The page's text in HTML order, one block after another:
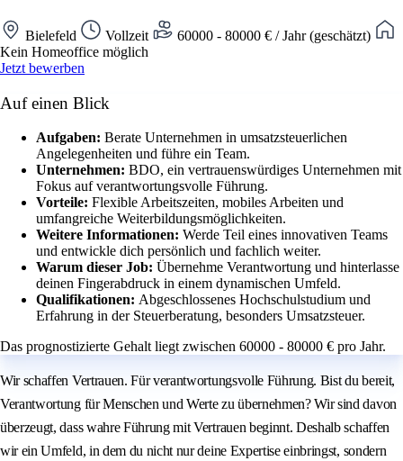
Bielefeld Vollzeit
60000 - 80000 € / Jahr (geschätzt)
Kein Homeoffice möglich
Jetzt bewerben
Auf einen Blick
Aufgaben: Berate Unternehmen in umsatzsteuerlichen
Angelegenheiten und führe ein Team.
Unternehmen: BDO, ein vertrauenswürdiges Unternehmen mit
Fokus auf verantwortungsvolle Führung.
Vorteile: Flexible Arbeitszeiten, mobiles Arbeiten und
umfangreiche Weiterbildungsmöglichkeiten.
Weitere Informationen: Werde Teil eines innovativen Teams
und entwickle dich persönlich und fachlich weiter.
Warum dieser Job: Übernehme Verantwortung und hinterlasse
deinen Fingerabdruck in einem dynamischen Umfeld.
Qualifikationen: Abgeschlossenes Hochschulstudium und
Erfahrung in der Steuerberatung, besonders Umsatzsteuer.
Das prognostizierte Gehalt liegt zwischen 60000 - 80000 € pro Jahr.
Wir schaffen Vertrauen. Für verantwortungsvolle Führung. Bist du bereit,
Verantwortung für Menschen und Werte zu übernehmen? Wir sind davon
überzeugt, dass wahre Führung mit Vertrauen beginnt. Deshalb schaffen
wir ein Umfeld, in dem du nicht nur deine Expertise einbringst, sondern